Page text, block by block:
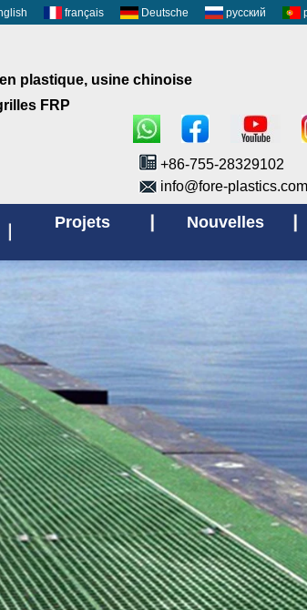
français Deutsche русский
plastique, usine chinoise
FRP
+86-755-28329102
info@fore-plastics.com
Projets Nouvelles